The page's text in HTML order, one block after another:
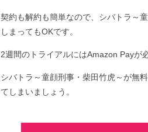
契約も解約も簡単なので、シバトラ～
しまってもOKです。
2週間のトライアルにはAmazon Payが
シバトラ～童顔刑事・柴田竹虎～が無
てしまいましょう。